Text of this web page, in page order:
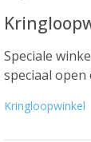
Speciale
speciaal
Kringloopwinkel